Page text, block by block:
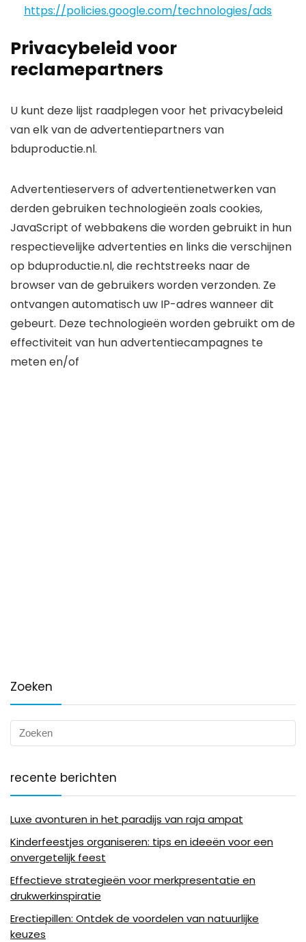
https://policies.google.com/technologies/ads
Privacybeleid voor
reclamepartners
U kunt deze lijst raadplegen voor het privacybeleid
van elk van de advertentiepartners van
bduproductie.nl.
Advertentieservers of advertentienetwerken van
derden gebruiken technologieën zoals cookies,
JavaScript of webbakens die worden gebruikt in hun
respectievelijke advertenties en links die verschijnen
op bduproductie.nl, die rechtstreeks naar de
browser van de gebruikers worden verzonden. Ze
ontvangen automatisch uw IP-adres wanneer dit
gebeurt. Deze technologieën worden gebruikt om de
effectiviteit van hun advertentiecampagnes te
meten en/of
Zoeken
recente berichten
Luxe avonturen in het paradijs van raja ampat
Kinderfeestjes organiseren: tips en ideeën voor een
onvergetelijk feest
Effectieve strategieën voor merkpresentatie en
drukwerkinspiratie
Erectiepillen: Ontdek de voordelen van natuurlijke
keuzes